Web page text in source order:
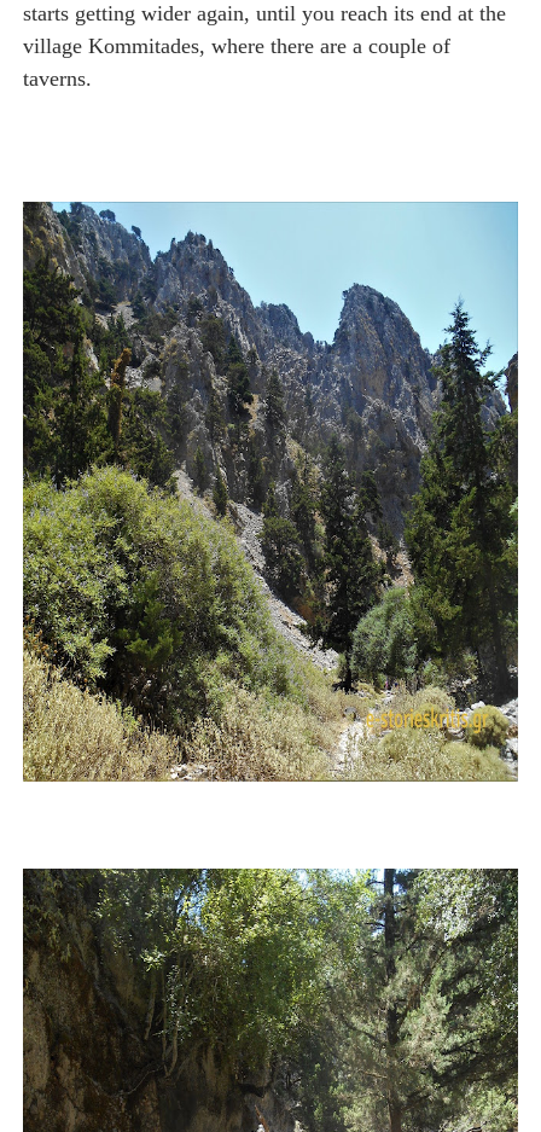
starts getting wider again, until you reach its end at the
village Kommitades, where there are a couple of
taverns.